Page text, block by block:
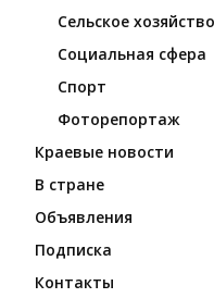
Сельское хозяйство
Социальная сфера
Спорт
Фоторепортаж
Краевые новости
В стране
Объявления
Подписка
Контакты